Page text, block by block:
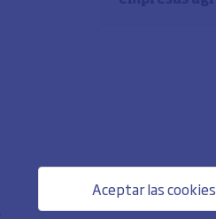
Aceptar las cookies